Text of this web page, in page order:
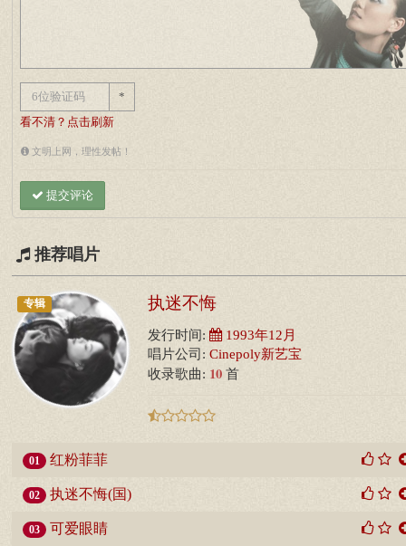
*
看不清？点击刷新
文明上网，理性发帖！
提交评论
推荐唱片
专辑 执迷不悔
发行时间: 1993年12月
唱片公司: Cinepoly新艺宝
收录歌曲: 10 首
01 红粉菲菲
02 执迷不悔(国)
03 可爱眼睛